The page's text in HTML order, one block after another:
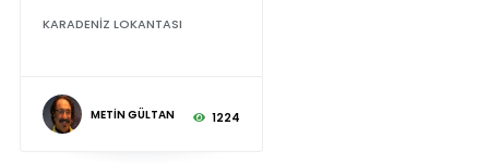
KARADENİZ LOKANTASI
METİN GÜLTAN 1224